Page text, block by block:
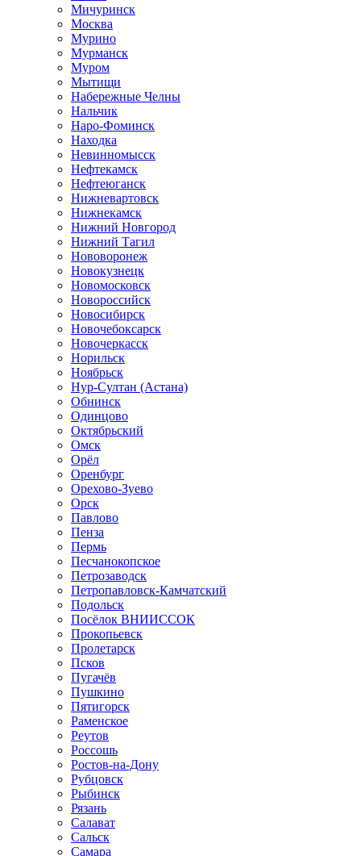
Мичуринск
Москва
Мурино
Мурманск
Муром
Мытищи
Набережные Челны
Нальчик
Наро-Фоминск
Находка
Невинномысск
Нефтекамск
Нефтеюганск
Нижневартовск
Нижнекамск
Нижний Новгород
Нижний Тагил
Нововоронеж
Новокузнецк
Новомосковск
Новороссийск
Новосибирск
Новочебоксарск
Новочеркасск
Норильск
Ноябрьск
Нур-Султан (Астана)
Обнинск
Одинцово
Октябрьский
Омск
Орёл
Оренбург
Орехово-Зуево
Орск
Павлово
Пенза
Пермь
Песчанокопское
Петрозаводск
Петропавловск-Камчатский
Подольск
Посёлок ВНИИССОК
Прокопьевск
Пролетарск
Псков
Пугачёв
Пушкино
Пятигорск
Раменское
Реутов
Россошь
Ростов-на-Дону
Рубцовск
Рыбинск
Рязань
Салават
Сальск
Самара